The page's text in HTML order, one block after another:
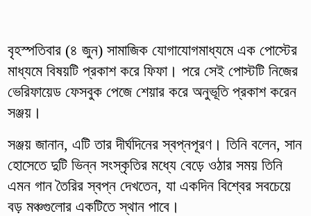
বৃহস্পতিবার (৪ জুন) সামাজিক যোগাযোগমাধ্যমে এক পোস্টের
মাধ্যমে বিষয়টি প্রকাশ করে ফিফা। পরে সেই পোস্টটি নিজের
ভেরিফায়েড ফেসবুক পেজে শেয়ার করে অনুভূতি প্রকাশ করেন
সঞ্জয়।
সঞ্জয় জানান, এটি তার দীর্ঘদিনের স্বপ্নপূরণ। তিনি বলেন, সান
হোসেতে দুটি ভিন্ন সংস্কৃতির মধ্যে বেড়ে ওঠার সময় তিনি
এমন গান তৈরির স্বপ্ন দেখতেন, যা একদিন বিশ্বের সবচেয়ে
বড় মঞ্চগুলোর একটিতে স্থান পাবে।